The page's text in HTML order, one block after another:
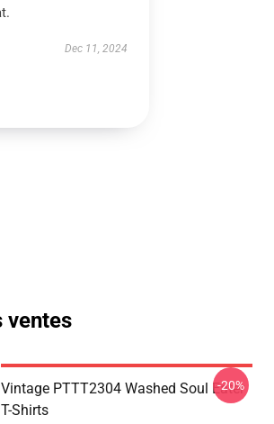
Dec 11, 2024
ventes
Vintage PTTT2304 Washed Soul Eater
T-Shirts
-20%